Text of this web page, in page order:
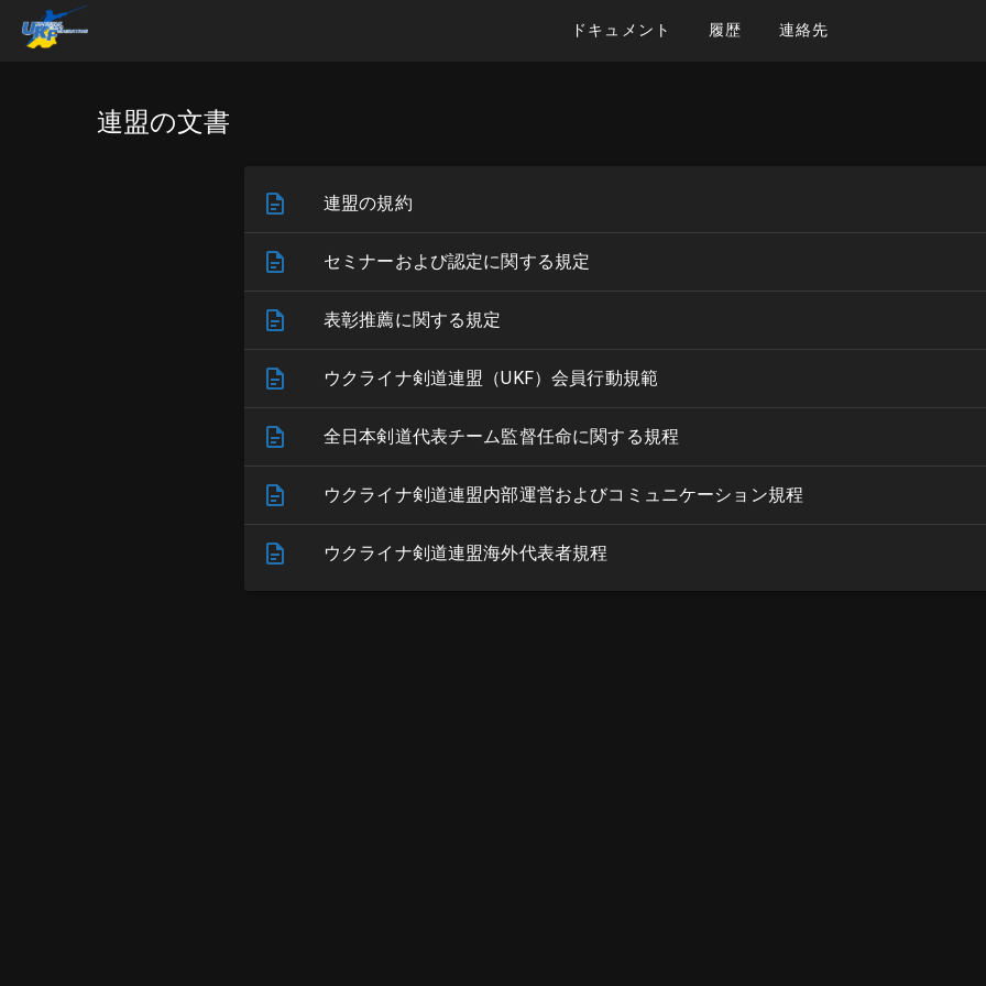
ドキュメント 履歴 連絡先
連盟の文書
連盟の規約
セミナーおよび認定に関する規定
表彰推薦に関する規定
ウクライナ剣道連盟（UKF）会員行動規範
全日本剣道代表チーム監督任命に関する規程
ウクライナ剣道連盟内部運営およびコミュニケーション規程
ウクライナ剣道連盟海外代表者規程